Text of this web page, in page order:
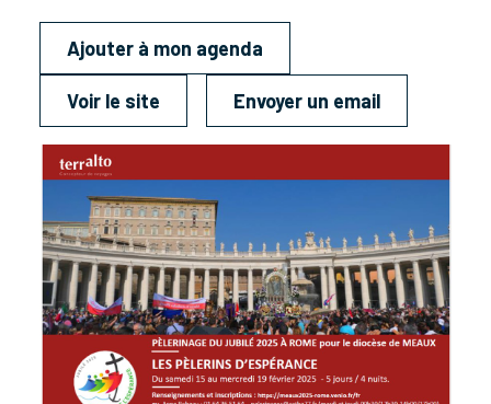
Ajouter à mon agenda
Voir le site Envoyer un email